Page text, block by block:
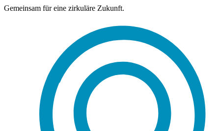
Gemeinsam für eine zirkuläre Zukunft.